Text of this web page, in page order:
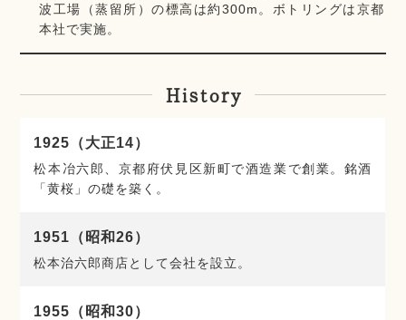
波工場（蒸留所）の標高は約300m。ボトリングは京都
本社で実施。
History
1925（大正14）
松本冶六郎、京都府伏見区新町で酒造業で創業。銘酒
「黄桜」の礎を築く。
1951（昭和26）
松本治六郎商店として会社を設立。
1955（昭和30）